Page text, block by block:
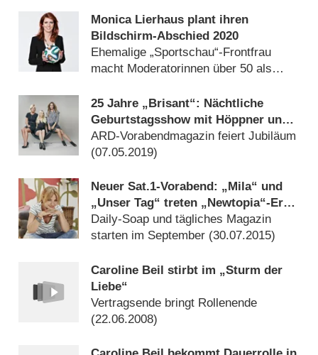
Monica Lierhaus plant ihren
Bildschirm-Abschied 2020
Ehemalige „Sportschau“-Frontfrau
macht Moderatorinnen über 50 als
25 Jahre „Brisant“: Nächtliche
Geburtstagsshow mit Höppner und
Senjo
ARD-Vorabendmagazin feiert Jubiläum
(07.05.2019)
Neuer Sat.1-Vorabend: „Mila“ und
„Unser Tag“ treten „Newtopia“-Erbe
an
Daily-Soap und tägliches Magazin
starten im September (30.07.2015)
Caroline Beil stirbt im „Sturm der
Liebe“
Vertragsende bringt Rollenende
(22.06.2008)